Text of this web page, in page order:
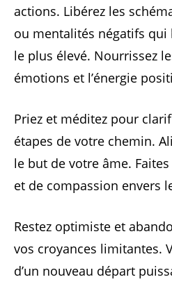
actions. Libérez les
ou mentalités négatifs
le plus élevé. Nourrissez
émotions et l’énergie
Priez et méditez pour
étapes de votre chemin.
le but de votre âme.
et de compassion envers
Restez optimiste et
vos croyances limitantes.
d’un nouveau départ